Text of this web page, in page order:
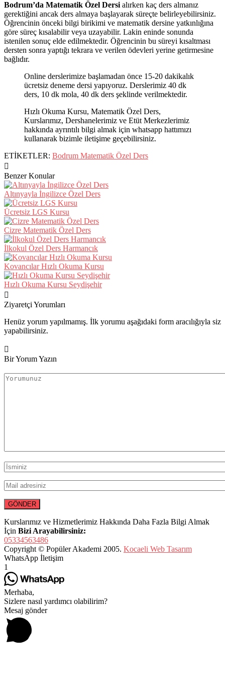
Bodrum’da Matematik Özel Dersialırken kaç ders almanız
gerektiğini ancak ders almaya başlayarak süreçte belirleyebilirsiniz.
Öğrencinin önceki bilgi birikimi ve matematik dersine yatkınlığına
göre süreç kısalabilir veya uzayabilir. Lakin eninde sonunda
istenilen sonuç elde edilmektedir. Öğrencinin bu süreyi kısaltması
dersten sonra yaptığı tekrara ve verilen ödevleri yerine getirmesine
bağlıdır.
Online derslerimize başlamadan önce 15-20 dakikalık
ücretsiz deneme dersi yapıyoruz. Derslerimiz 40 dk
ders, 10 dk mola, 40 dk ders şeklinde verilmektedir.
Hızlı Okuma Kursu, Matematik Özel Ders,
Kurslarımız, Dershanelerimiz ve Etüt Merkezlerimiz
hakkında ayrıntılı bilgi almak için whatsapp hattımızı
kullanarak bizimle iletişime geçebilirsiniz.
ETİKETLER: Bodrum Matematik Özel Ders
Benzer Konular
Altınyayla İngilizce Özel Ders
Ücretsiz LGS Kursu
Cizre Matematik Özel Ders
İlkokul Özel Ders Harmancık
Kovancılar Hızlı Okuma Kursu
Hızlı Okuma Kursu Seydişehir
Ziyaretçi Yorumları
Henüz yorum yapılmamış. İlk yorumu aşağıdaki form aracılığıyla siz
yapabilirsiniz.
Bir Yorum Yazın
Kurslarımız ve Hizmetlerimiz Hakkında Daha Fazla Bilgi Almak
İçin Bizi Arayabilirsiniz:
05334563486
Copyright © Popüler Akademi 2005. Kocaeli Web Tasarım
WhatsApp İletişim
1
Merhaba,
Sizlere nasıl yardımcı olabilirim?
Mesaj gönder